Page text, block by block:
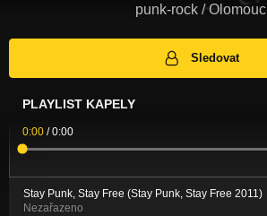
punk-rock / Olomouc
Sledovat
PLAYLIST KAPELY
0:00 /0:00
Stay Punk, Stay Free (Stay Punk, Stay Free 2011)
Nezařazeno